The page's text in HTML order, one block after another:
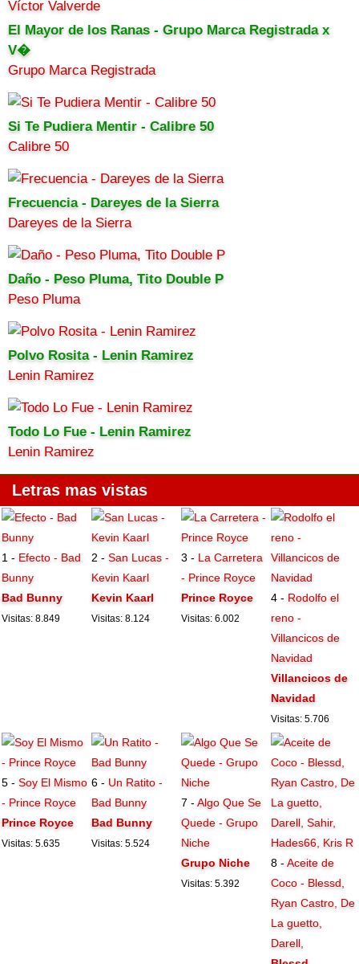
El Mayor de los Ranas - Grupo Marca Registrada x
V�
Grupo Marca Registrada
Si Te Pudiera Mentir - Calibre 50
Calibre 50
Frecuencia - Dareyes de la Sierra
Dareyes de la Sierra
Daño - Peso Pluma, Tito Double P
Peso Pluma
Polvo Rosita - Lenin Ramirez
Lenin Ramirez
Todo Lo Fue - Lenin Ramirez
Lenin Ramirez
Letras mas vistas
1 - Efecto - Bad
Bunny
Bad Bunny
Visitas: 8.849
2 -San Lucas -
Kevin Kaarl
Kevin Kaarl
Visitas: 8.124
3 - La Carretera
- Prince Royce
Prince Royce
Visitas: 6.002
4 - Rodolfo el
reno -
Villancicos de
Navidad
Villancicos de
Navidad
Visitas: 5.706
5 -Soy El Mismo
- Prince Royce
Prince Royce
Visitas: 5.635
6 - Un Ratito -
Bad Bunny
Bad Bunny
Visitas: 5.524
7 -Algo Que Se
Quede - Grupo
Niche
Grupo Niche
Visitas: 5.392
8 -Aceite de
Coco - Blessd,
Ryan Castro, De
La guetto,
Darell,